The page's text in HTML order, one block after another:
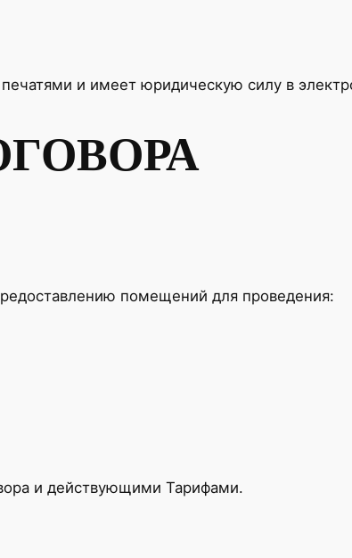
и имеет юридическую силу в
помещений для проведения:
и действующими Тарифами.